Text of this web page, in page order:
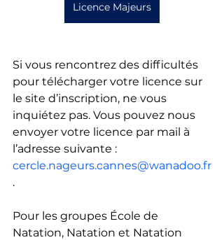
Licence Majeurs
Si vous rencontrez des difficultés
pour télécharger votre licence sur
le site d’inscription, ne vous
inquiétez pas. Vous pouvez nous
envoyer votre licence par mail à
l’adresse suivante :
cercle.nageurs.cannes@wanadoo.fr
.
Pour les groupes École de
Natation, Natation et Natation